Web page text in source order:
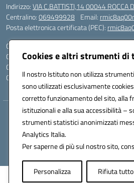
Cookies e altri strumenti di
Il nostro Istituto non utilizza
sono utilizzati esclusivamente
corretto funzionamento del sito, alla
istituzionali e alla sua accessibilità –
strumenti statistici anonimizzati
Analytics Italia.
Per saperne di più sul nostro sito,
Personalizza Rifiuta tutto
Indirizzo:VIA C.BATTISTI,14 00044 ROCCA
Centralino:069499928 Email:
Posta elettronica certificata (PEC):
Codice fiscale: 84002620585
Codice meccanografico:RMIC8AQ00N
Codice Indice delle Pubbliche
Codice unico di fatturazione (CUF): 7JVJUU
Hosting & Powered by
Concept & Design by